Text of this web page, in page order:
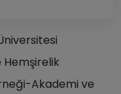
Akademi ve